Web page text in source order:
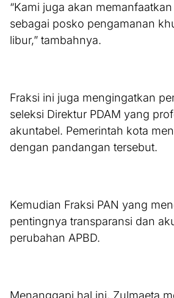
“Kami juga akan
sebagai posko pengamanan
libur,” tambahnya.
Fraksi ini juga mengingatkan
seleksi Direktur PDAM yang
akuntabel. Pemerintah kota
dengan pandangan tersebut.
Kemudian Fraksi PAN yang
pentingnya transparansi dan
perubahan APBD.
Menanggapi hal ini, Zulmaeta